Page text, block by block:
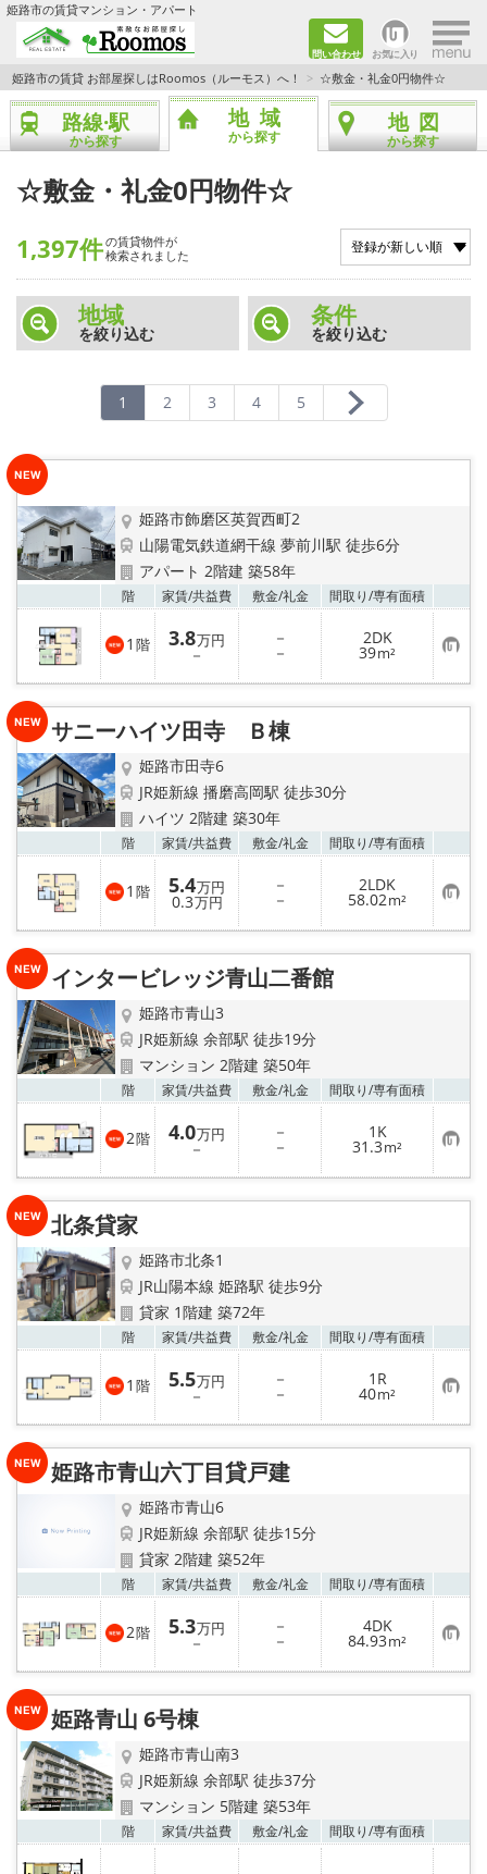
姫路市の賃貸マンション・アパート
問い合わせ お気に入り ×
TOPページ
ファミリー向けの部屋を探す
一人暮らし向けの部屋を探す
ペットと暮らせる部屋を探す
カップル向けの部屋を探す
敷金礼金0円の部屋を探す
都市ガス&オール電化の部屋を探す
☆新築物件☆
☆インターネット無料物件☆
☆敷金·礼金0円物件☆
路線·駅から探す
地域から探す
地図から探す
スタッフ紹介
スタッフ募集中
店舗情報·アクセス
会社概要
メールでお問い合わせ
姫路市の賃貸 お部屋探しはRoomos（ルーモス）へ！ ☆敷金・礼金0円物件☆
路線·駅
から探す
地域
から探す
地図
から探す
☆敷金・礼金0円物件☆
1,397件の賃貸物件が
検索されました
地域
を絞り込む
条件
を絞り込む
1 2 3 4 5
姫路市飾磨区英賀西町2
山陽電気鉄道網干線 夢前川駅 徒歩6分
アパート 2階建 築58年
階 家賃/共益費 敷金/礼金 間取り/専有面積
1 階 3.8万円
－
－
－
2DK
39m² お
気
に
り
サニーハイツ田寺 Ｂ棟
姫路市田寺6
JR姫新線 播磨高岡駅 徒歩30分
ハイツ 2階建 築30年
階 家賃/共益費 敷金/礼金 間取り/専有面積
1 階 5.4万円
0.3万円
－
－
2LDK
58.02m² お
気
に
り
インタービレッジ青山二番館
姫路市青山3
JR姫新線 余部駅 徒歩19分
マンション 2階建 築50年
階 家賃/共益費 敷金/礼金 間取り/専有面積
2階 4.0万円
－
－
－
1K
31.3m² お
気
に
り
北条貸家
姫路市北条1
JR山陽本線 姫路駅 徒歩9分
貸家 1階建 築72年
階 家賃/共益費 敷金/礼金 間取り/専有面積
1 階 5.5万円
－
－
－
1R
40m² お
気
に
り
姫路市青山六丁目貸戸建
姫路市青山6
JR姫新線 余部駅 徒歩15分
貸家 2階建 築52年
階 家賃/共益費 敷金/礼金 間取り/専有面積
2階 5.3万円
－
－
－
4DK
84.93m² お
気
に
り
姫路青山 6号棟
姫路市青山南3
JR姫新線 余部駅 徒歩37分
マンション 5階建 築53年
階 家賃/共益費 敷金/礼金 間取り/専有面積